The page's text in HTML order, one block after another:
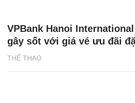
THỂ THAO
VPBank Hanoi
gây sốt với giá vé ưu đãi